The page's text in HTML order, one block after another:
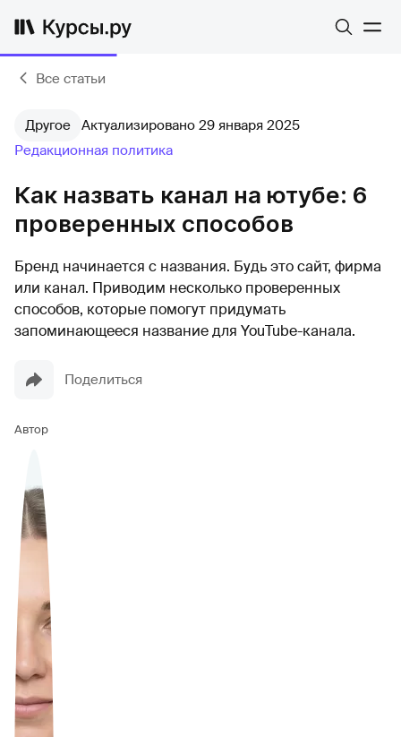
Все статьи
Другое Актуализировано 29 января 2025
Редакционная политика
Как назвать канал на ютубе: 6
проверенных способов
Бренд начинается с названия. Будь это сайт, фирма
или канал. Приводим несколько проверенных
способов, которые помогут придумать
запоминающееся название для YouTube-канала.
Поделиться
Автор